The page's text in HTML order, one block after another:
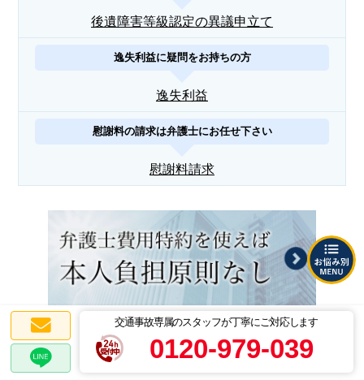
交通事故専属のスタッフが丁寧にご対応します
0120-979-039
後遺障害等級認定の異議申立て
逸失利益に疑問をお持ちの方
逸失利益
慰謝料の請求は弁護士にお任せ下さい
慰謝料請求